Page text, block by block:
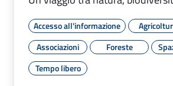
Accesso all'informazione
Associazioni
Foreste
Tempo libero